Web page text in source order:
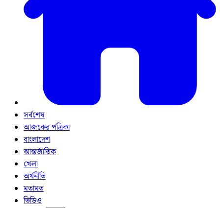
সর্বশেষ
আজকের পত্রিকা
বাংলাদেশ
আন্তর্জাতিক
খেলা
অর্থনীতি
মতামত
ভিডিও